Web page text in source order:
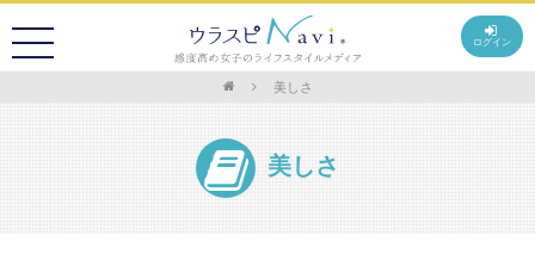
ログイン
美しさ
美しさ